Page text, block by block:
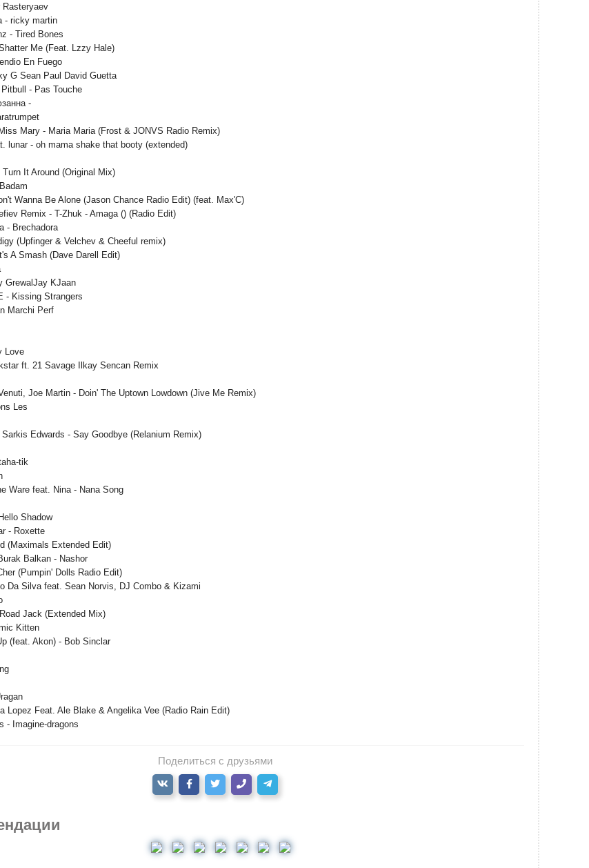
Rasteryaev
- ricky martin
- Tired Bones
Me (Feat. Lzzy Hale)
En Fuego
G Sean Paul David Guetta
- Pas Touche
-
Mary - Maria Maria (Frost & JONVS Radio Remix)
lunar - oh mama shake that booty (extended)
It Around (Original Mix)
Wanna Be Alone (Jason Chance Radio Edit) (feat. Max'C)
Remix - T-Zhuk - Amaga () (Radio Edit)
- Brechadora
(Upfinger & Velchev & Cheeful remix)
A Smash (Dave Darell Edit)
GrewalJay KJaan
- Kissing Strangers
Marchi Perf
Love
ft. 21 Savage Ilkay Sencan Remix
Joe Martin - Doin' The Uptown Lowdown (Jive Me Remix)
Les
Edwards - Say Goodbye (Relanium Remix)
tik
Ware feat. Nina - Nana Song
Shadow
- Roxette
(Maximals Extended Edit)
Balkan - Nashor
(Pumpin' Dolls Radio Edit)
Da Silva feat. Sean Norvis, DJ Combo & Kizami
Jack (Extended Mix)
Kitten
(feat. Akon) - Bob Sinclar
Lopez Feat. Ale Blake & Angelika Vee (Radio Rain Edit)
- Imagine-dragons
Поделиться с друзьями